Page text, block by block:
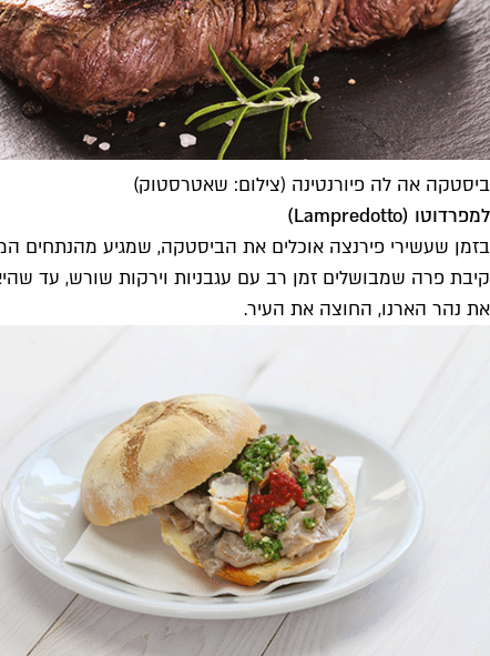
ביסטקה אה לה פיורנטינה (צילום: שאטרסטוק)
למפרדוטו (Lampredotto
)
קיבת פרה שמבושלים זמן רב עם עגבניות וירקות שורש, עד
את נהר הארנו, החוצה את העיר.